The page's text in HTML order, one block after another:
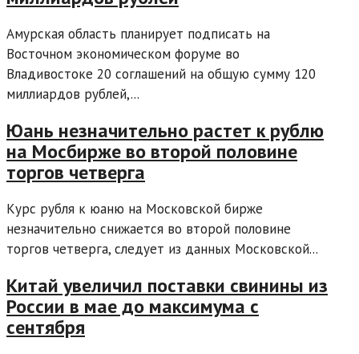
Амурская область планирует подписать на
Восточном экономическом форуме во
Владивостоке 20 соглашений на общую сумму 120
миллиардов рублей,...
Юань незначительно растет к рублю
на Мосбирже во второй половине
торгов четверга
Курс рубля к юаню на Московской бирже
незначительно снижается во второй половине
торгов четверга, следует из данных Московской...
Китай увеличил поставки свинины из
России в мае до максимума с
сентября